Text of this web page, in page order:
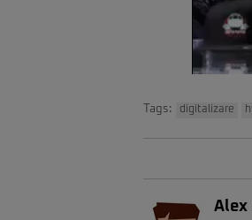
Tags: digitalizare
Alex